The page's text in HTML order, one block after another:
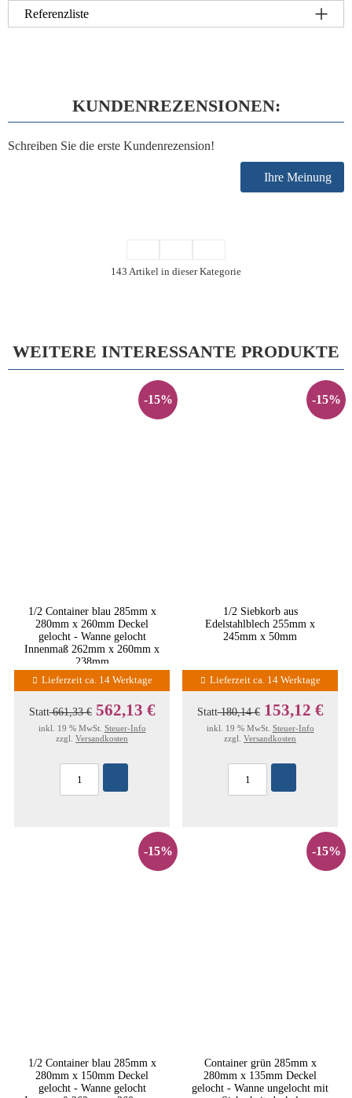
Referenzliste
KUNDENREZENSIONEN:
Schreiben Sie die erste Kundenrezension!
Ihre Meinung
143 Artikel in dieser Kategorie
WEITERE INTERESSANTE PRODUKTE
-15%
1/2 Container blau 285mm x
280mm x 260mm Deckel
gelocht - Wanne gelocht
Innenmaß 262mm x 260mm x
238mm
Lieferzeit ca. 14 Werktage
Statt661,33 € 562,13 €
inkl. 19 % MwSt. Steuer-Info
zzgl. Versandkosten
-15%
1/2 Siebkorb aus
Edelstahlblech 255mm x
245mm x 50mm
Lieferzeit ca. 14 Werktage
Statt180,14 € 153,12 €
inkl. 19 % MwSt. Steuer-Info
zzgl. Versandkosten
-15%
1/2 Container blau 285mm x
280mm x 150mm Deckel
gelocht - Wanne gelocht
-15%
Container grün 285mm x
280mm x 135mm Deckel
gelocht - Wanne ungelocht mit